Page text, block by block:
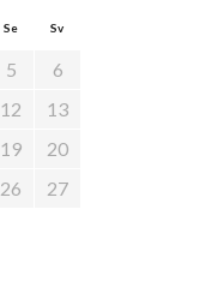
Se Sv
5
6
12
13
19
20
26
27